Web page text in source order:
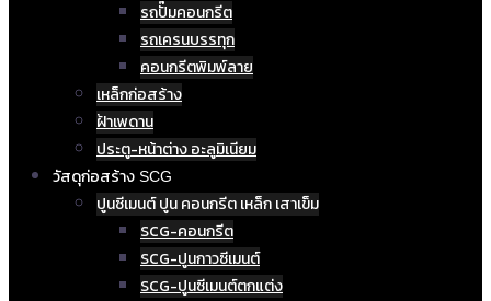
รถปั๊มคอนกรีต
รถเครนบรรทุก
คอนกรีตพิมพ์ลาย
เหล็กก่อสร้าง
ฝ้าเพดาน
ประตู-หน้าต่าง อะลูมิเนียม
วัสดุก่อสร้าง SCG
ปูนซีเมนต์ ปูน คอนกรีต เหล็ก เสาเข็ม
SCG-คอนกรีต
SCG-ปูนกาวซีเมนต์
SCG-ปูนซีเมนต์ตกแต่ง